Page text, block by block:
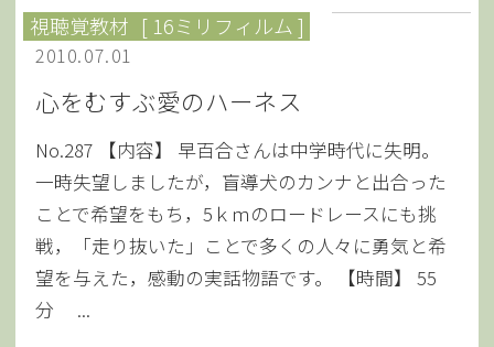
視聴覚教材 [ 16ミリフィルム ]
2010.07.01
心をむすぶ愛のハーネス
No.287 【内容】 早百合さんは中学時代に失明。
一時失望しましたが，盲導犬のカンナと出合った
ことで希望をもち，5ｋｍのロードレースにも挑
戦，「走り抜いた」ことで多くの人々に勇気と希
望を与えた，感動の実話物語です。 【時間】 55
分 ...